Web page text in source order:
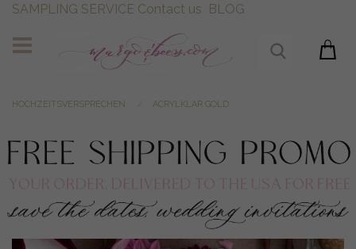
SAMPLING SERVICE Contact us BLOG
HOCHZEITSVERSPRECHEN ACRYLKLAR GOLD